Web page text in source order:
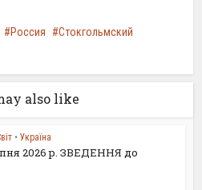
Россия
Стокгольмский
also like
• Україна
2026 р. ЗВЕДЕННЯ до